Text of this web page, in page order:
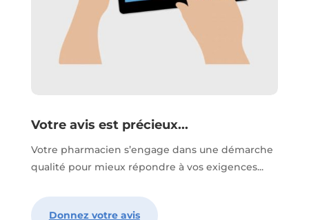
Votre avis est précieux...
Votre pharmacien s’engage dans une démarche
qualité pour mieux répondre à vos exigences...
Donnez votre avis